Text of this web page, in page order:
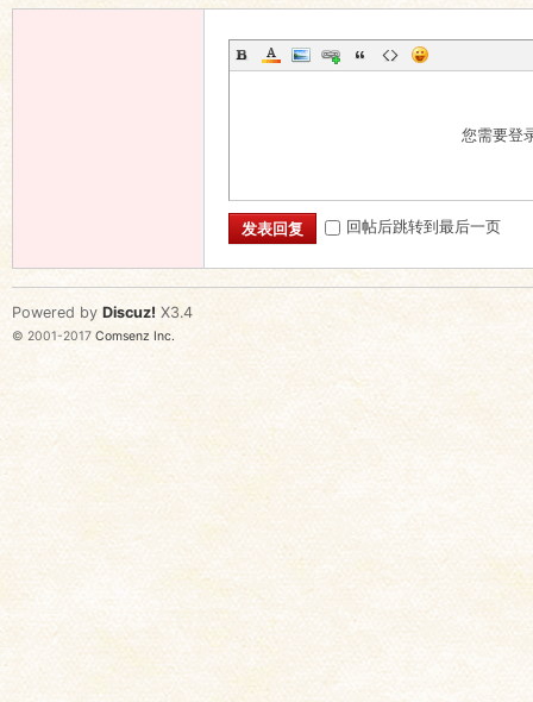
您需要登
发表回复 回帖后跳转到最后一页
Powered by Discuz! X3.4
© 2001-2017 Comsenz Inc.